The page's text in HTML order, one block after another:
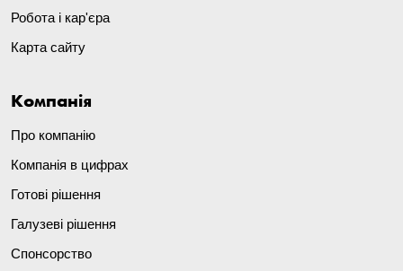
Робота і кар'єра
Карта сайту
Компанія
Про компанію
Компанія в цифрах
Готові рішення
Галузеві рішення
Спонсорство